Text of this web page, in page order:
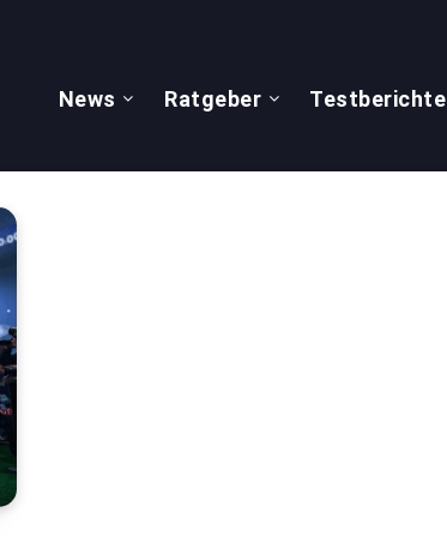
News Ratgeber Testberichte